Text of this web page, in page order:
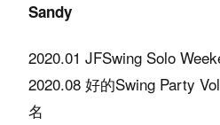
Sandy
2020.01 JFSwing Solo
2020.08 好的Swing Party
名